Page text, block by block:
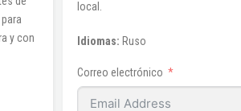
y con
local.
Idiomas: Ruso
Correo electrónico